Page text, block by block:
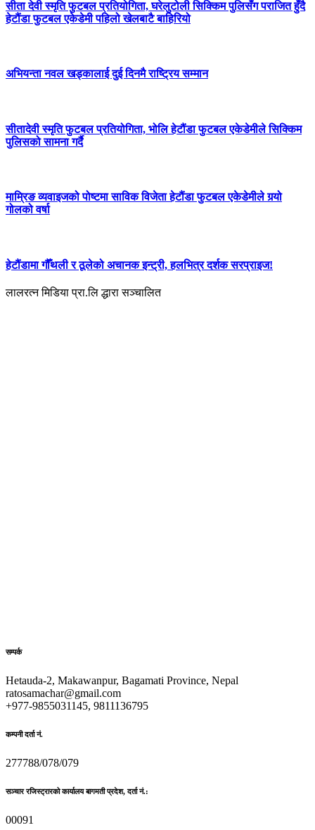
सीता देवी स्मृति फुटबल प्रतियोगिता, घरेलुटोली सिक्किम पुलिसँग पराजित हुँदै
हेटौंडा फुटबल एकेडेमी पहिलो खेलबाटै बाहिरियो
अभियन्ता नवल खड्कालाई दुई दिनमै राष्ट्रिय सम्मान
सीतादेवी स्मृति फुटबल प्रतियोगिता, भोलि हेटौंडा फुटबल एकेडेमीले सिक्किम
पुलिसको सामना गर्दै
माम्रिङ व्यवाइजको पोष्टमा साविक विजेता हेटौंडा फुटबल एकेडेमीले गर्‍यो
गोलको वर्षा
हेटौंडामा गौँथली र ठूलेको अचानक इन्ट्री, हलभित्र दर्शक सरप्राइज!
लालरत्न मिडिया प्रा.लि द्धारा सञ्चालित
सम्पर्क
Hetauda-2, Makawanpur, Bagamati Province, Nepal
ratosamachar@gmail.com
+977-9855031145, 9811136795
कम्पनी दर्ता नं.
277788/078/079
सञ्चार रजिस्ट्रारको कार्यालय बागमती प्रदेश, दर्ता नं.:
00091